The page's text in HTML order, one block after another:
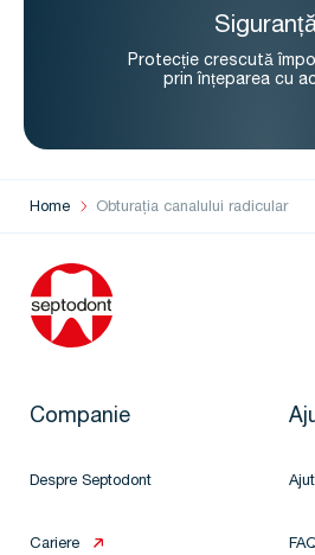
Protecție crescută
prin înțeparea cu
Home Obturația canalului radicular
Companie
Despre Septodont
Cariere